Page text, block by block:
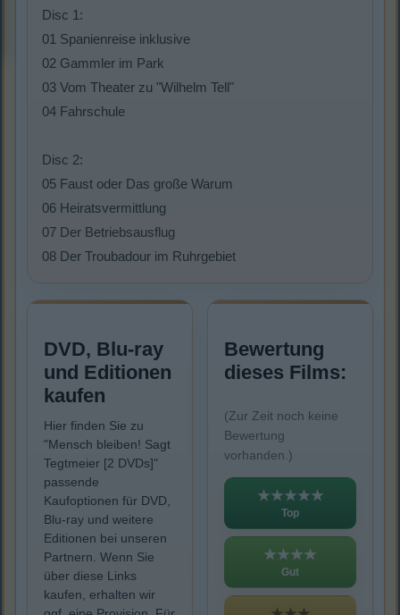
Disc 1:
01 Spanienreise inklusive
02 Gammler im Park
03 Vom Theater zu "Wilhelm Tell"
04 Fahrschule
Disc 2:
05 Faust oder Das große Warum
06 Heiratsvermittlung
07 Der Betriebsausflug
08 Der Troubadour im Ruhrgebiet
DVD, Blu-ray
und Editionen
kaufen
Hier finden Sie zu
"Mensch bleiben! Sagt
Tegtmeier [2 DVDs]"
passende
Kaufoptionen für DVD,
Blu-ray und weitere
Editionen bei unseren
Partnern. Wenn Sie
über diese Links
kaufen, erhalten wir
Bewertung
dieses Films:
(Zur Zeit noch keine
Bewertung
vorhanden.)
★★★★★
Top
★★★★
Gut